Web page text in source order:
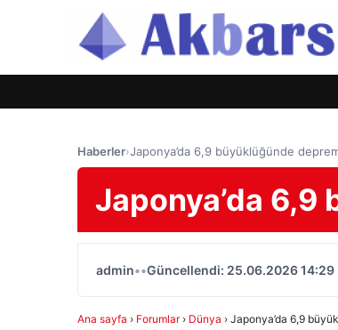
Haberler›Japonya’da 6,9 büyüklüğünde
Japonya’da
admin••Güncellendi: 25.06.2026 14:29
Ana sayfa › Forumlar › Dünya › Japonya’da 6,9